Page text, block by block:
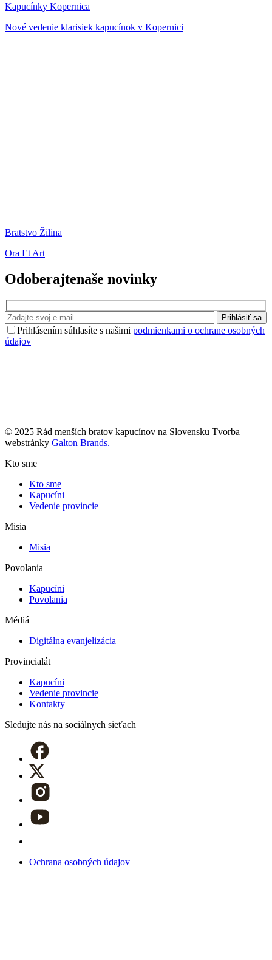
Kapucínky Kopernica
Nové vedenie klarisiek kapucínok v Kopernici
Bratstvo Žilina
Ora Et Art
Odoberajtenaše novinky
Prihlásiť sa
Prihlásením súhlasíte s našimi podmienkami o ochrane osobných
údajov
© 2025 Rád menších bratov kapucínov na Slovensku Tvorba
webstránky Galton Brands.
Kto sme
Kto sme
Kapucíni
Vedenie provincie
Misia
Misia
Povolania
Kapucíni
Povolania
Médiá
Digitálna evanjelizácia
Provincialát
Kapucíni
Vedenie provincie
Kontakty
Sledujte nás na sociálnych sieťach
Ochrana osobných údajov